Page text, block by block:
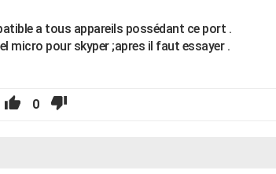
a tous appareils possédant ce port .
micro pour skyper ;apres il faut essayer .
0